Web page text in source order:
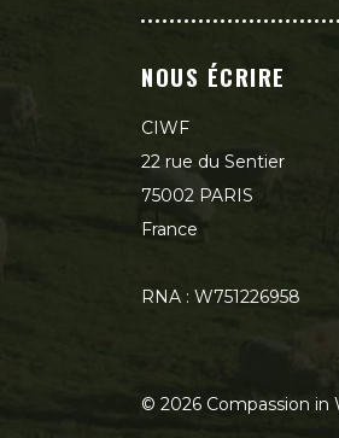
NOUS ÉCRIRE
CIWF
22 rue du Sentier
75002 PARIS
France
RNA : W751226958
© 2026 Compassion in